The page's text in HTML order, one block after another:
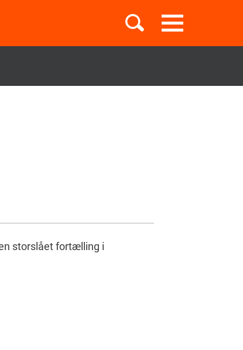
Toggle
navigation
Børnebøger
Temaer
storslået fortælling i